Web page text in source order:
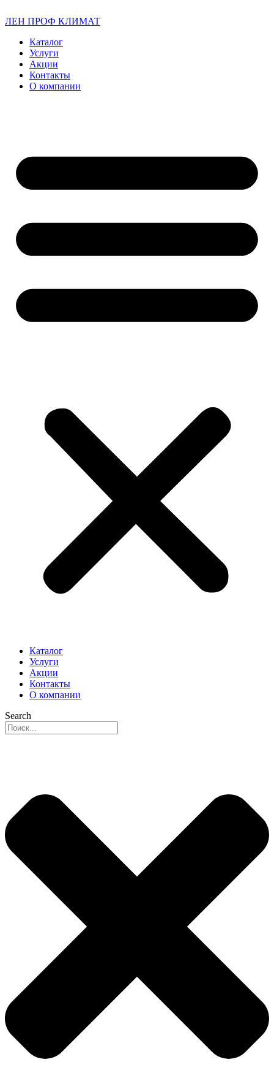
ЛЕН ПРОФ КЛИМАТ
Каталог
Услуги
Акции
Контакты
О компании
Каталог
Услуги
Акции
Контакты
О компании
Search